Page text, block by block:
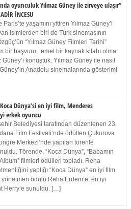
oyunculuk Yılmaz Güney ile zirveye ulaşır”
İNCESU
Paris’te yaşamını yitiren Yılmaz Güney’i
isimlerden biri de Türk sinemasının
“Yılmaz Güney Filmleri Tarihi”
bir başvuru, temel bir kaynak kitabı olma
konuştuk. Yılmaz Güney ile nasıl
Anadolu sinemalarında gösterimi
Dünya’si en iyi film, Menderes
erkek oyuncu
Belediyesi tarafından düzenlenen 23.
Film Festivali’nde ödüllen Çukurova
Merkezi’nde yapılan törenle
Törende, “Koca Dünya”, “Babamın
filmleri ödülleri topladı. Reha
yaptığı “Koca Dünya” en iyi film
ödülü Reha Erdem’e, en iyi
Herry’e sunuldu. […]